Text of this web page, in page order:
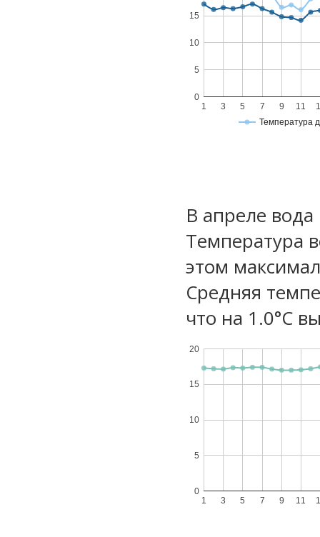
Температура
1 3 5 7 9 11
0
5
10
15
В апреле
Температура
этом
Средняя
что на 1.0°C
1 3 5 7 9 11
0
5
10
15
20